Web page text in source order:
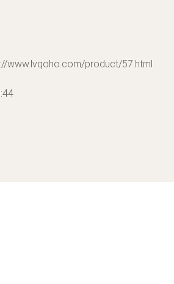
www.lvqoho.com/product/57.html